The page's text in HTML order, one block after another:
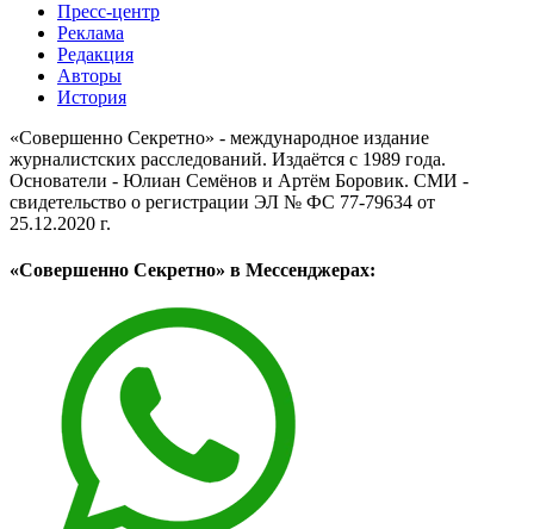
Пресс-центр
Реклама
Редакция
Авторы
История
«Совершенно Секретно» - международное издание
журналистских расследований. Издаётся с 1989 года.
Основатели - Юлиан Семёнов и Артём Боровик. CМИ -
свидетельство о регистрации ЭЛ № ФС 77-79634 от
25.12.2020 г.
«Совершенно Секретно» в Мессенджерах: